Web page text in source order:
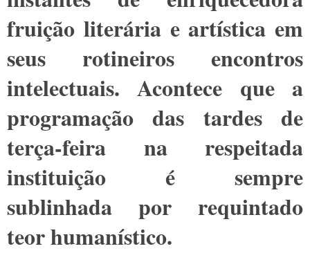
fruição literária e artística em
seus rotineiros encontros
intelectuais. Acontece que a
programação das tardes de
terça-feira na respeitada
instituição é sempre
sublinhada por requintado
teor humanístico.